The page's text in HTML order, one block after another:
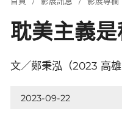
耽美主義
文／鄭秉泓（2023 高雄
2023-09-22